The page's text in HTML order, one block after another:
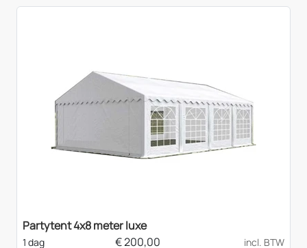
Partytent 4x8 meter luxe
1 dag €200,00
incl. BTW